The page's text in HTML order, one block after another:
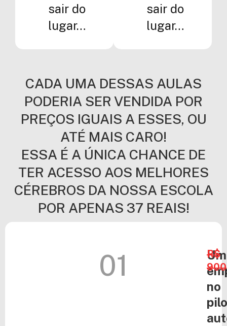
sair do
lugar…
sair do
lugar…
CADA UMA DESSAS AULAS
PODERIA SER VENDIDA POR
PREÇOS IGUAIS A ESSES, OU
ATÉ MAIS CARO!
ESSA É A ÚNICA CHANCE DE
TER ACESSO AOS MELHORES
CÉREBROS DA NOSSA ESCOLA
POR APENAS 37 REAIS!
01
no
R$
900